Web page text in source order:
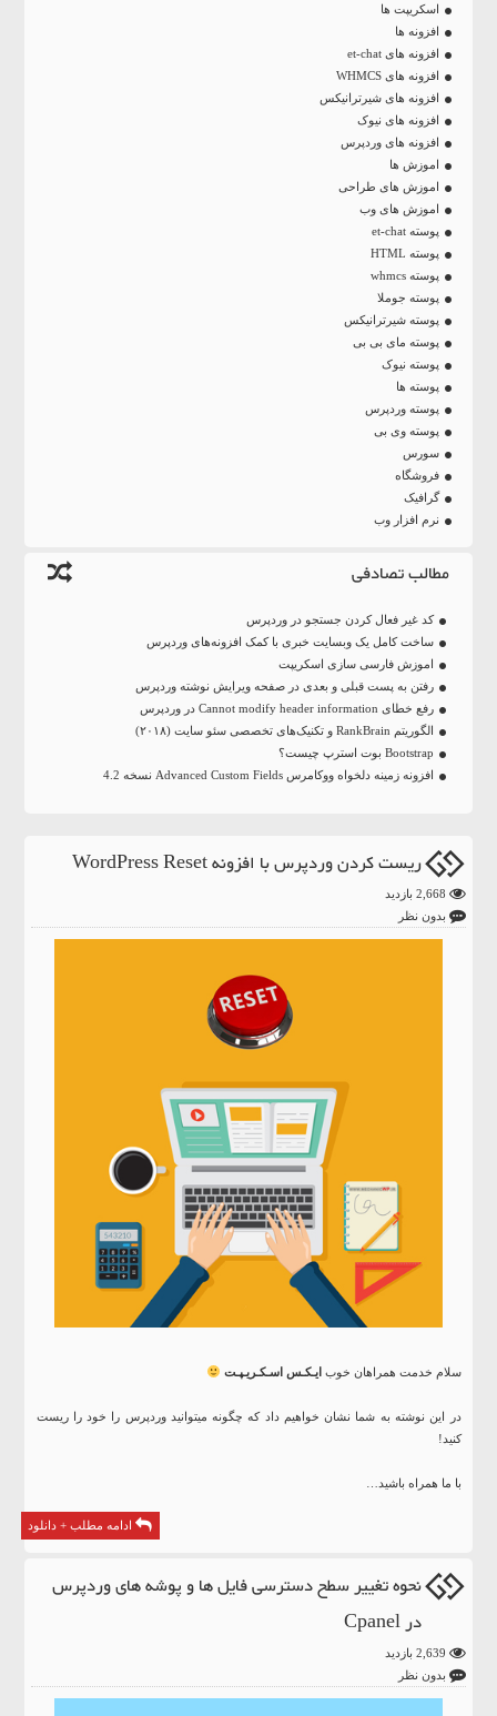
اسکریپت ها
افزونه ها
افزونه های et-chat
افزونه های WHMCS
افزونه های شیرترانیکس
افزونه های نیوک
افزونه های وردپرس
اموزش ها
اموزش های طراحی
اموزش های وب
پوسته et-chat
پوسته HTML
پوسته whmcs
پوسته جوملا
پوسته شیرترانیکس
پوسته مای بی بی
پوسته نیوک
پوسته ها
پوسته وردپرس
پوسته وی بی
سورس
فروشگاه
گرافیک
نرم افزار وب
مطالب تصادفی
کد غیر فعال کردن جستجو در وردپرس
ساخت کامل یک وبسایت خبری با کمک افزونه‌های وردپرس
اموزش فارسی سازی اسکریپت
رفتن به پست قبلی و بعدی در صفحه ویرایش نوشته وردپرس
رفع خطای Cannot modify header information در وردپرس
الگوریتم RankBrain و تکنیک‌های تخصصی سئو سایت (۲۰۱۸)
Bootstrap بوت استرپ چیست؟
افزونه زمینه دلخواه ووکامرس Advanced Custom Fields نسخه 4.2
ریست کردن وردپرس با افزونه WordPress Reset
بدون نظر
سلام خدمت همراهان خوب ایـکـس اسـکـریـپـت
در این نوشته به شما نشان خواهیم داد که چگونه میتوانید وردپرس را خود را ریست
کنید!
با ما همراه باشید…
ادامه مطلب + دانلود
نحوه تغییر سطح دسترسی فایل ها و پوشه های وردپرس
در Cpanel
بدون نظر